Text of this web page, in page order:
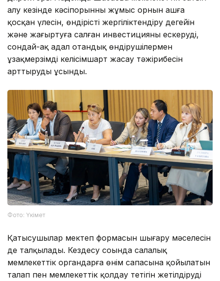
алу кезінде кәсіпорынның жұмыс орнын ашға
қосқан үлесін, өндірісті жергіліктендіру деңгейін
және жаңғыртуға салған инвестицияны ескеруді,
сондай-ақ адал отандық өндірушілермен
ұзақмерзімді келісімшарт жасау тәжірибесін
арттыруды ұсынды.
Фото: Үкімет
Қатысушылар мектеп формасын шығару мәселесін
де талқылады. Кездесу соңында салалық
мемлекеттік органдарға өнім сапасына қойылатын
талап пен мемлекеттік қолдау тетігін жетілдіруді